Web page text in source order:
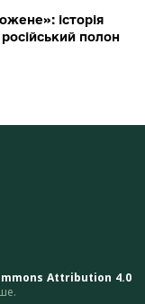
історія
полон
Attribution 4.0